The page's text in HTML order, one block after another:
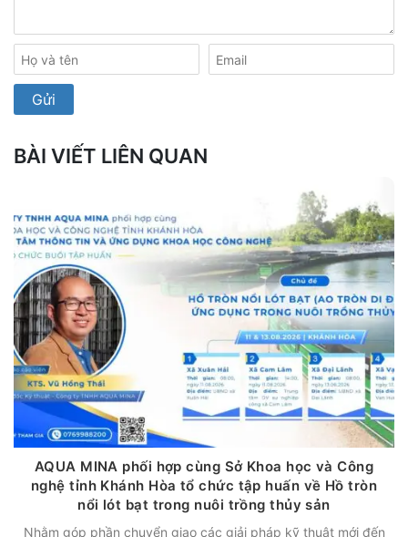
BÀI VIẾT LIÊN QUAN
AQUA MINA phối hợp cùng Sở Khoa học và Công
nghệ tỉnh Khánh Hòa tổ chức tập huấn về Hồ tròn
nổi lót bạt trong nuôi trồng thủy sản
Nhằm góp phần chuyển giao các giải pháp kỹ thuật mới đến